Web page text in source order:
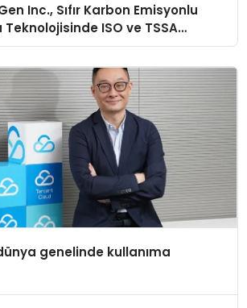
Inc., Sıfır Karbon Emisyonlu
Teknolojisinde ISO ve TSSA
Aldı
genelinde kullanıma